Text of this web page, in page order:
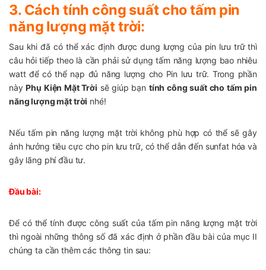
3. Cách tính công suất cho tấm pin
năng lượng mặt trời:
Sau khi đã có thể xác định được dung lượng của pin lưu trữ thì
câu hỏi tiếp theo là cần phải sử dụng tấm năng lượng bao nhiêu
watt để có thể nạp đủ năng lượng cho Pin lưu trữ. Trong phần
nàyPhụ Kiện Mặt Trời sẽ giúp bạn tính công suất cho tấm pin
năng lượng mặt trời nhé!
Nếu tấm pin năng lượng mặt trời không phù hợp có thể sẽ gây
ảnh hưởng tiêu cực cho pin lưu trữ, có thể dẫn đến sunfat hóa và
gây lãng phí đầu tư.
Đầu bài:
Để có thể tính được công suất của tấm pin năng lượng mặt trời
thì ngoài những thông số đã xác định ở phần đầu bài của mục II
chúng ta cần thêm các thông tin sau: